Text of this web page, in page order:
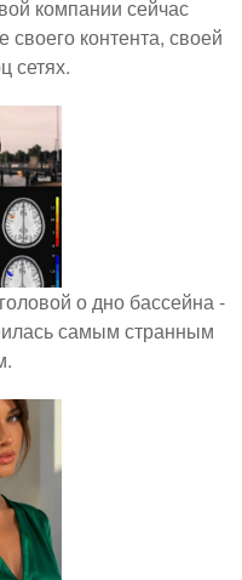
компании сейчас
своего контента, своей
сетях.
о дно бассейна -
самым странным